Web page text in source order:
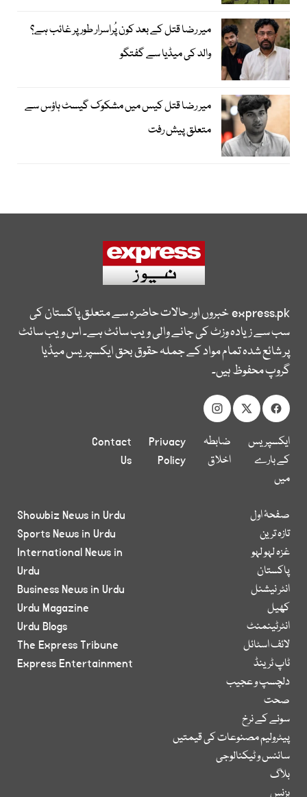
میر رضا قتل کے بعد کون پُراسرار طور پر غائب ہے؟
والد کی میڈیا سے گفتگو
میر رضا قتل کیس میں مشکوک گیسٹ ہاؤس سے
متعلق پیش رفت
express.pkخبروں اور حالات حاضرہ سے متعلق پاکستان کی
سب سے زیادہ وزٹ کی جانے والی ویب سائٹ ہے۔ اس ویب سائٹ
پر شائع شدہ تمام مواد کے جملہ حقوق بحق ایکسپریس میڈیا
گروپ محفوظ ہیں۔
ایکسپریس
کے بارے
میں
ضابطہ
اخلاق
Privacy
Policy
Contact
Us
صفحۂ اول
تازہ ترین
غزہ لہو لہو
پاکستان
انٹر نیشنل
کھیل
انٹرٹینمنٹ
لائف اسٹائل
ٹاپ ٹرینڈ
دلچسپ و عجیب
صحت
سونے کے نرخ
پیٹرولیم مصنوعات کی قیمتیں
سائنس و ٹیکنالوجی
بلاگ
بزنس
Showbiz News in Urdu
Sports News in Urdu
International News in
Urdu
Business News in Urdu
Urdu Magazine
Urdu Blogs
The Express Tribune
Express Entertainment